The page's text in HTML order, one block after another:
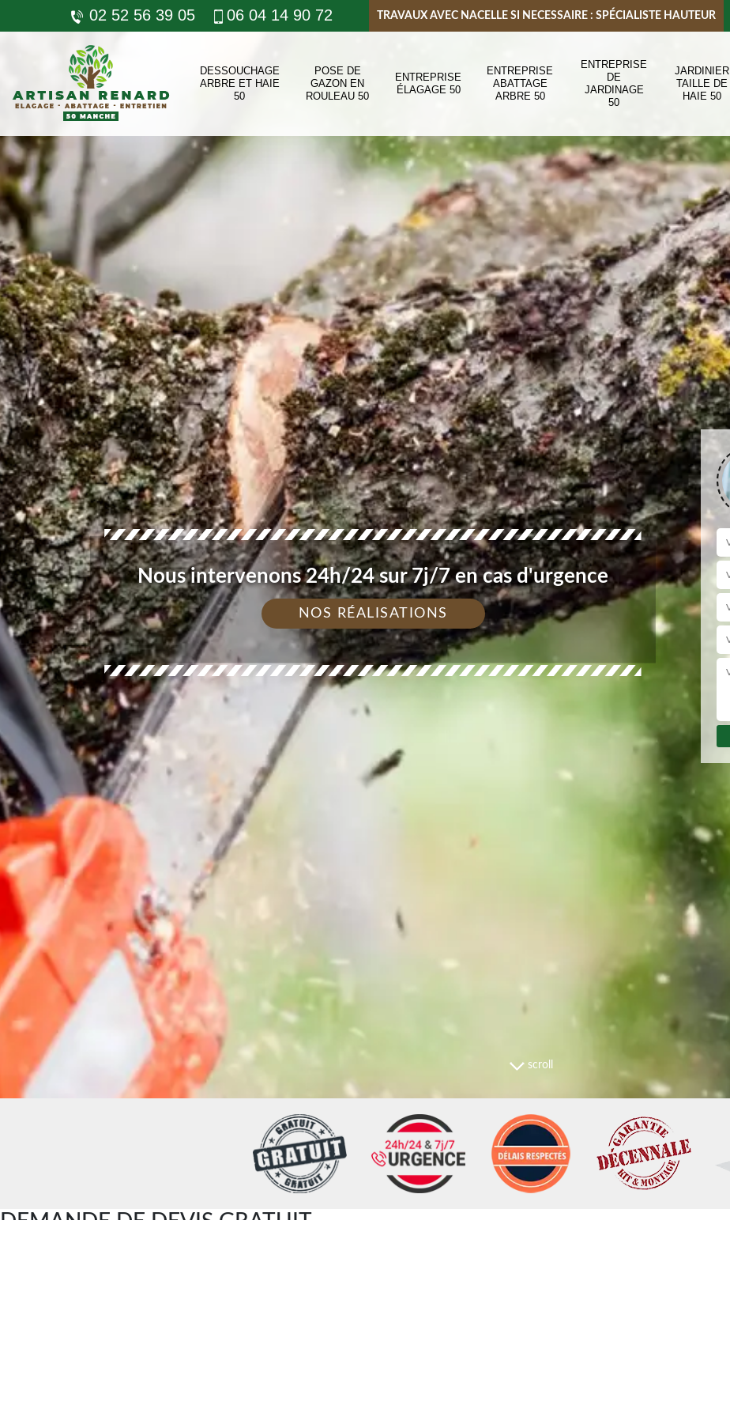
02 52 56 39 05 06 04 14 90 72 TRAVAUX AVEC NACELLE SI NECESSAIRE : SPÉCIALISTE HAUTEUR
DESSOUCHAGE
ARBRE ET HAIE
50
POSE DE
GAZON EN
ROULEAU 50
ENTREPRISE
ÉLAGAGE 50
ENTREPRISE
ABATTAGE
ARBRE 50
ENTREPRISE
DE
JARDINAGE
50
JARDINIER
TAILLE DE
HAIE 50
scroll
Nous intervenons 24h/24 sur 7j/7 en cas d'urgence
NOS RÉALISATIONS
DEMANDE DE DEVIS GRATUIT